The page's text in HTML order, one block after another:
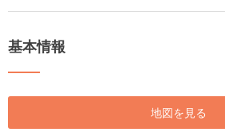
基本情報
地図を見る